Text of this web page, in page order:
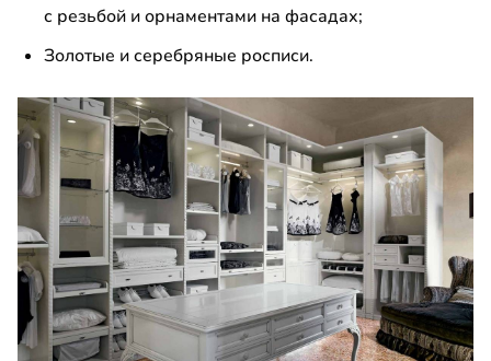
с резьбой и орнаментами на фасадах;
Золотые и серебряные росписи.